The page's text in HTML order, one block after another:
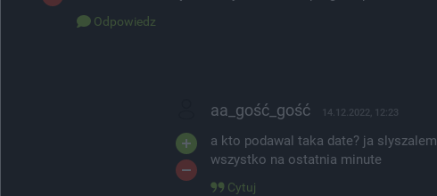
Odpowiedz
aa_gość_gość 14.12.2022, 12:23
a kto podawal taka date? ja
wszystko na ostatnia minute
Cytuj